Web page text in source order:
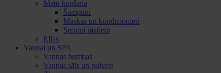
Matu kopšana
Šampūni
Maskas un kondicionieri
Serumi matiem
Eļļas
Vannai un SPA
Vannas bumbas
Vannas sāls un pulveri